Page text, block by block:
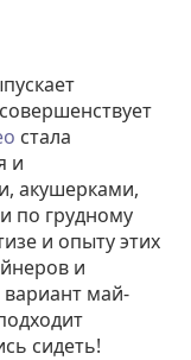
стала
и
акушерками,
по грудному
и опыту этих
и
май-
сидеть!